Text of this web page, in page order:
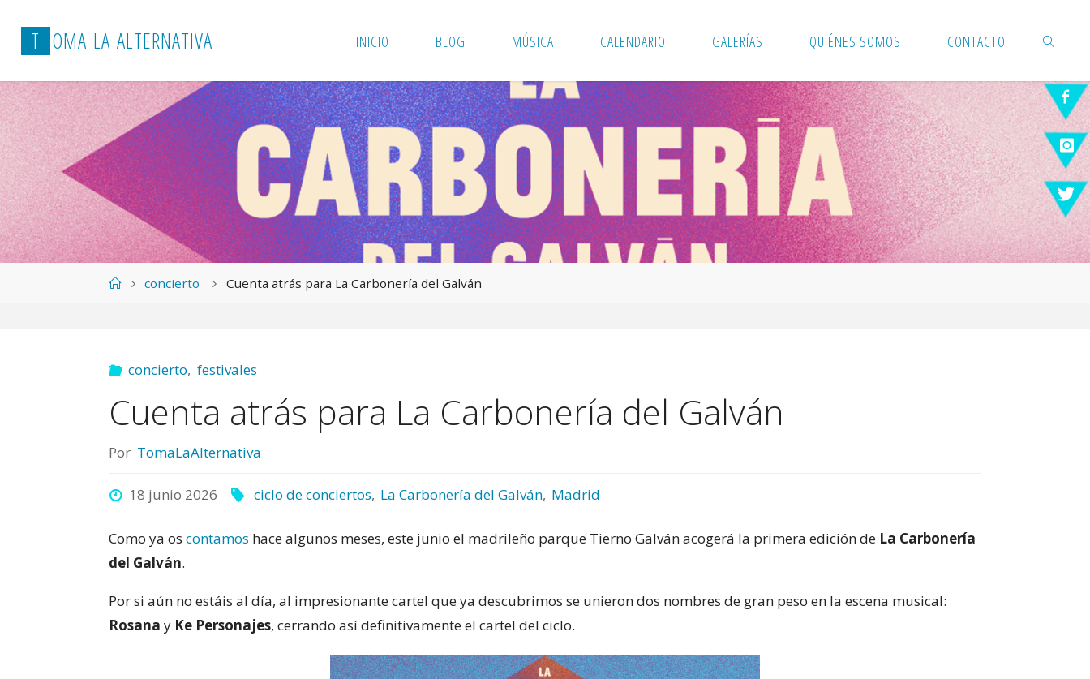
T OMA LA ALTERNATIVA INICIO BLOG MÚSICA CALENDARIO GALERÍAS QUIÉNES SOMOS CONTACTO
BUSCAR
Páginaconcierto Cuenta atrás para La Carbonería del Galván
concierto, festivales
Cuenta atrás para La Carbonería del Galván
Por TomaLaAlternativa
18 junio 2026 ciclo de conciertos, La Carbonería del Galván, Madrid
Como ya oscontamos hace algunos meses, este junio el madrileño parque Tierno Galván acogerá la primera edición de La Carbonería
del Galván.
Por si aún no estáis al día, al impresionante cartel que ya descubrimos se unieron dos nombres de gran peso en la escena musical:
Rosana y Ke Personajes, cerrando así definitivamente el cartel del ciclo.